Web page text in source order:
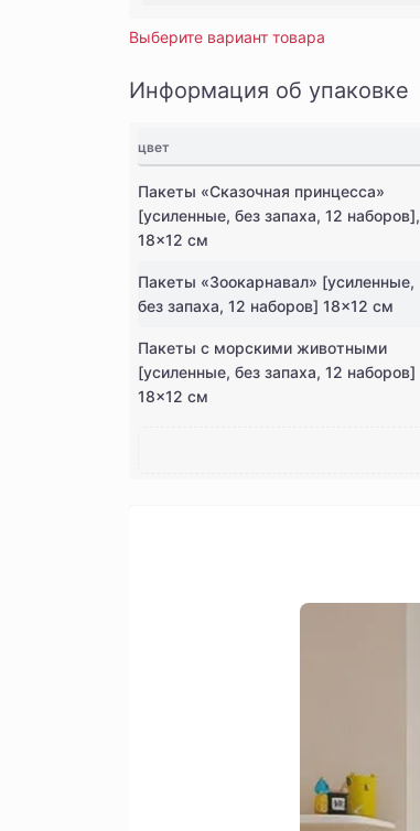
Выберите вариант товара
Информация об упаковке
цвет
Пакеты «Сказочная принцесса»
[усиленные, без запаха, 12 наборов],
18×12 см
Пакеты «Зоокарнавал» [усиленные,
без запаха, 12 наборов] 18×12 см
Пакеты с морскими животными
[усиленные, без запаха, 12 наборов]
18×12 см